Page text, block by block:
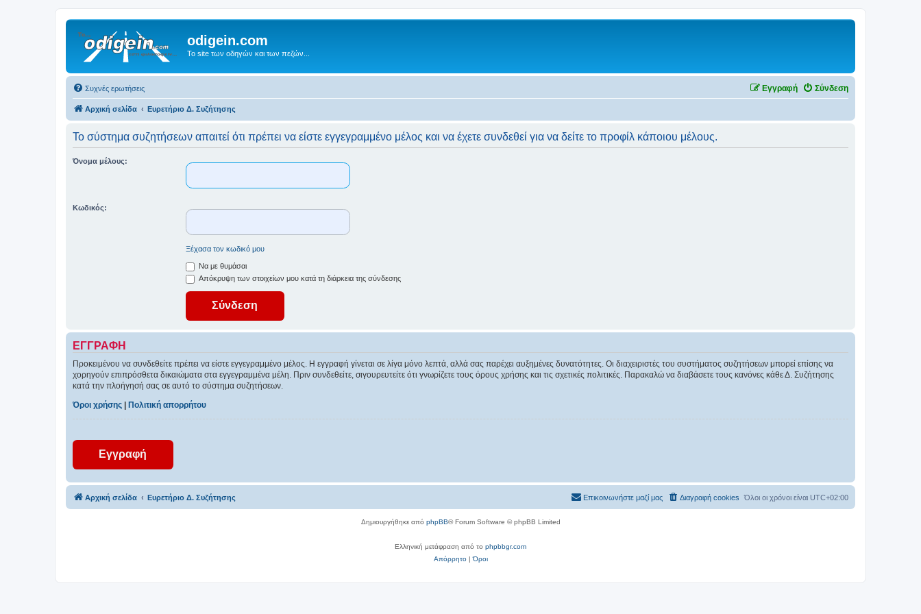
odigein.com
Το site των οδηγών και των πεζών...
Συχνές ερωτήσεις Σύνδεση
Εγγραφή
Αρχική σελίδα Ευρετήριο Δ. Συζήτησης
Το σύστημα συζητήσεων απαιτεί ότι πρέπει να είστε εγγεγραμμένο μέλος και να έχετε συνδεθεί για να δείτε το προφίλ κάποιου μέλους.
Όνομα μέλους:
Κωδικός:
Ξέχασα τον κωδικό μου
Να με θυμάσαι
Απόκρυψη των στοιχείων μου κατά τη διάρκεια της σύνδεσης
ΕΓΓΡΑΦΉ
Προκειμένου να συνδεθείτε πρέπει να είστε εγγεγραμμένο μέλος. Η εγγραφή γίνεται σε λίγα μόνο λεπτά, αλλά σας παρέχει αυξημένες δυνατότητες. Οι διαχειριστές του συστήματος συζητήσεων μπορεί επίσης να
χορηγούν επιπρόσθετα δικαιώματα στα εγγεγραμμένα μέλη. Πριν συνδεθείτε, σιγουρευτείτε ότι γνωρίζετε τους όρους χρήσης και τις σχετικές πολιτικές. Παρακαλώ να διαβάσετε τους κανόνες κάθε Δ. Συζήτησης
κατά την πλοήγησή σας σε αυτό το σύστημα συζητήσεων.
Όροι χρήσης | Πολιτική απορρήτου
Εγγραφή
Αρχική σελίδα Ευρετήριο Δ. Συζήτησης Όλοι οι χρόνοι είναι UTC+02:00
Διαγραφή cookies
Επικοινωνήστε μαζί μας
Δημιουργήθηκε από phpBB® Forum Software © phpBB Limited
Ελληνική μετάφραση από το phpbbgr.com
Απόρρητο|Όροι